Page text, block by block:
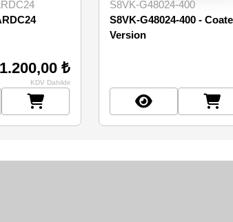
1.200,00 ₺
KDV Dahildir
S8VK-G48024-400
S8VK-G48024-400 -
Version